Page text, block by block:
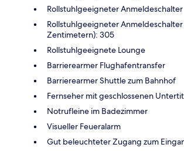
Rollstuhlgeeigneter Anmeldeschalter
Rollstuhlgeeigneter Anmeldeschalter
Zentimetern): 305
Rollstuhlgeeignete Lounge
Barrierearmer Flughafentransfer
Barrierearmer Shuttle zum Bahnhof
Fernseher mit geschlossenen
Notrufleine im Badezimmer
Visueller Feueralarm
Gut beleuchteter Zugang zum